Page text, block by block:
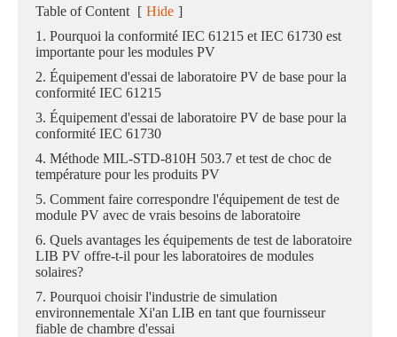
Table of Content [ Hide ]
1. Pourquoi la conformité IEC 61215 et IEC 61730 est
importante pour les modules PV
2. Équipement d'essai de laboratoire PV de base pour la
conformité IEC 61215
3. Équipement d'essai de laboratoire PV de base pour la
conformité IEC 61730
4. Méthode MIL-STD-810H 503.7 et test de choc de
température pour les produits PV
5. Comment faire correspondre l'équipement de test de
module PV avec de vrais besoins de laboratoire
6. Quels avantages les équipements de test de laboratoire
LIB PV offre-t-il pour les laboratoires de modules
solaires?
7. Pourquoi choisir l'industrie de simulation
environnementale Xi'an LIB en tant que fournisseur
fiable de chambre d'essai